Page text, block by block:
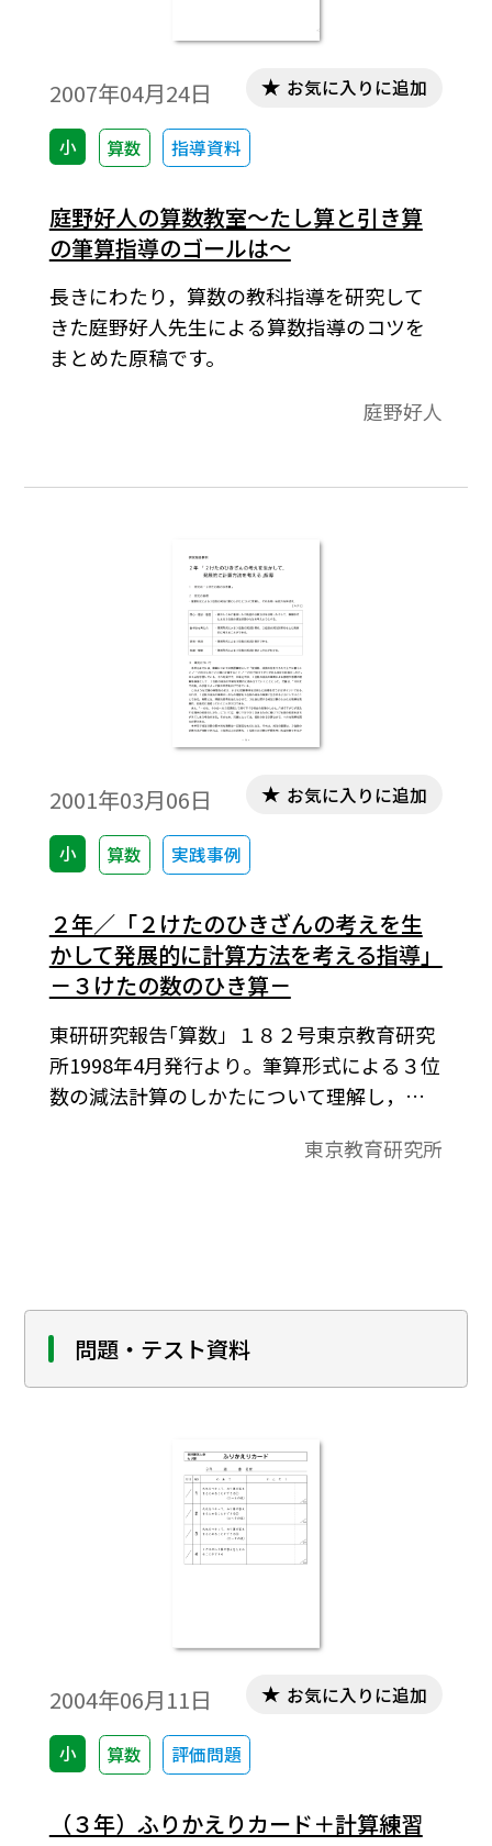
2007年04月24日
小 算数 指導資料
お気に入りに追加
庭野好人の算数教室～たし算と引き算
の筆算指導のゴールは～
長きにわたり，算数の教科指導を研究して
きた庭野好人先生による算数指導のコツを
まとめた原稿です。
庭野好人
2001年03月06日
小 算数 実践事例
お気に入りに追加
２年／「２けたのひきざんの考えを生
かして発展的に計算方法を考える指導」
－３けたの数のひき算－
東研研究報告｢算数」１８２号東京教育研究
所1998年4月発行より。筆算形式による３位
数の減法計算のしかたについて理解し，そ
数の減法の筆算による原理や手順の理解を
東京教育研究所
問題・テスト資料
2004年06月11日
小 算数 評価問題
お気に入りに追加
（３年）ふりかえりカード＋計算練習